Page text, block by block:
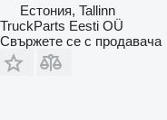
Естония, Tallinn
TruckParts Eesti OÜ
Свържете се с продавача